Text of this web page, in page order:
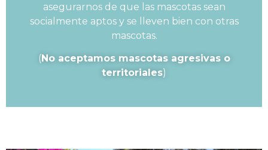
asegurarnos de que las mascotas sean
socialmente aptos y se lleven bien con otras
mascotas.
( No aceptamos mascotas agresivas o
territoriales)